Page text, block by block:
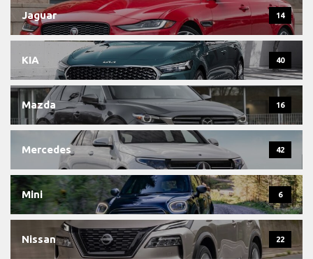
Jaguar 14
KIA 40
Mazda 16
Mercedes 42
Mini 6
Nissan 22